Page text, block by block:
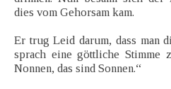
dies vom Gehorsam kam.
Er trug Leid darum, dass man
sprach eine göttliche Stimme
Nonnen, das sind Sonnen.“